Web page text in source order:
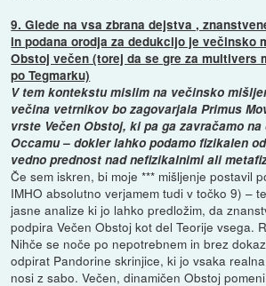
9. Glede na vsa zbrana dejstva ,
in podana orodja za dedukcijo je večinsko
Obstoj večen (torej da se gre za multivers
po Tegmarku)
V tem kontekstu mislim na večinsko
večina vetrnikov bo zagovarjala Primus
vrste Večen Obstoj, ki pa ga zavračamo
Occamu – dokler lahko podamo fizikalen
vedno prednost nad nefizikalnimi ali
Če sem iskren, bi moje *** mišljenje postavil
IMHO absolutno verjamem tudi v točko 9) –
jasne analize ki jo lahko predložim, da
podpira Večen Obstoj kot del Teorije vsega.
Nihče se noče po nepotrebnem in brez
odpirat Pandorine skrinjice, ki jo vsaka
nosi z sabo. Večen, dinamičen Obstoj